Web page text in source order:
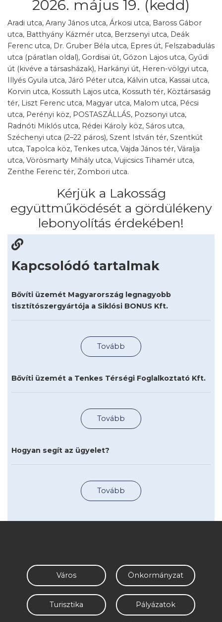
2026. május 19. (kedd)
Aradi utca, Arany János utca, Árkosi utca, Baross Gábor
utca, Batthyány Kázmér utca, Berzsenyi utca, Deák
Ferenc utca, Dr. Gruber Béla utca, Epres út, Felszabadulás
utca (páratlan oldal), Gordisai út, Gózon Lajos utca, Gyűdi
út (kivéve a társasházak), Harkányi út, Heren-völgyi utca,
Illyés Gyula utca, Járó Péter utca, Kálvin utca, Kassai utca,
Korvin utca, Kossuth Lajos utca, Kossuth tér, Köztársaság
tér, Liszt Ferenc utca, Magyar utca, Malom utca, Pécsi
utca, Perényi köz, POSTASZÁLLÁS, Pozsonyi utca,
Radnóti Miklós utca, Rédei Károly köz, Sáros utca,
Széchenyi utca (2–22 páros), Szent István tér, Szentkút
utca, Tapolca köz, Tenkes utca, Vajda János tér, Váralja
utca, Vörösmarty Mihály utca, Vujicsics Tihamér utca,
Zenthe Ferenc tér, Zombori utca.
Kérjük a Lakosság
együttműködését a gördülékeny
lebonyolítás érdekében!
Kapcsolódó tartalmak
Bővíti üzemét Magyarország legnagyobb
tisztítószergyártója a Siklósi BONUS Kft.
Tovább
Bővíti üzemét a Tenkes Térségi Foglalkoztató Kft.
Tovább
Hogyan segít az ügyelet?
Tovább
Város Önkormányzat
Turisztika Pályázatok